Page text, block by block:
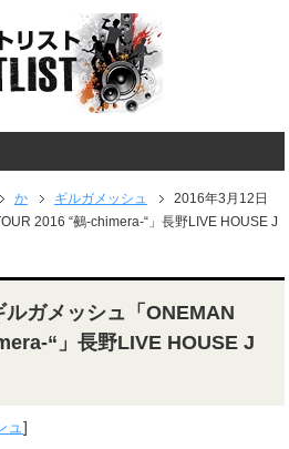
か ギルガメッシュ
2016年3月12日
2016 “鵺-chimera-“」長野LIVE HOUSE J
ガメッシュ「ONEMAN
“」長野LIVE HOUSE J
ュ]